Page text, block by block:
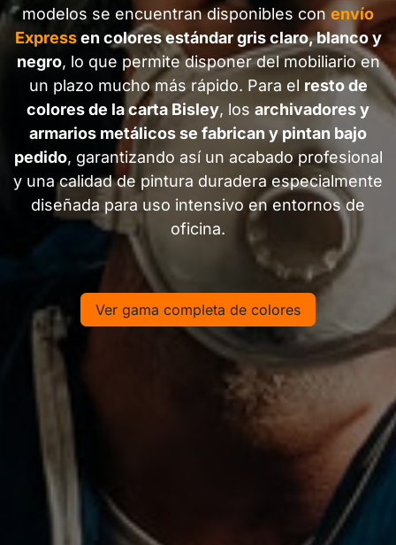
modelos se encuentran disponibles con envío
Expressen colores estándar gris claro, blanco y
negro, lo que permite disponer del mobiliario en
un plazo mucho más rápido. Para el resto de
colores de la carta Bisley, los archivadores y
armarios metálicos se fabrican y pintan bajo
pedido, garantizando así un acabado profesional
y una calidad de pintura duradera especialmente
diseñada para uso intensivo en entornos de
oficina.
Ver gama completa de colores